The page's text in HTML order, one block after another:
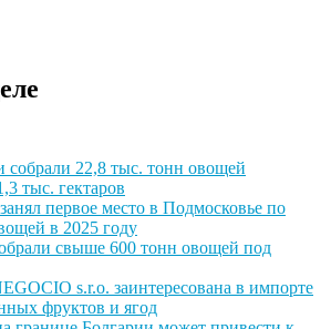
собрали 22,8 тыс. тонн овощей
тыс. гектаров
первое место в Подмосковье по
в 2025 году
свыше 600 тонн овощей под
s.r.o. заинтересована в импорте
фруктов и ягод